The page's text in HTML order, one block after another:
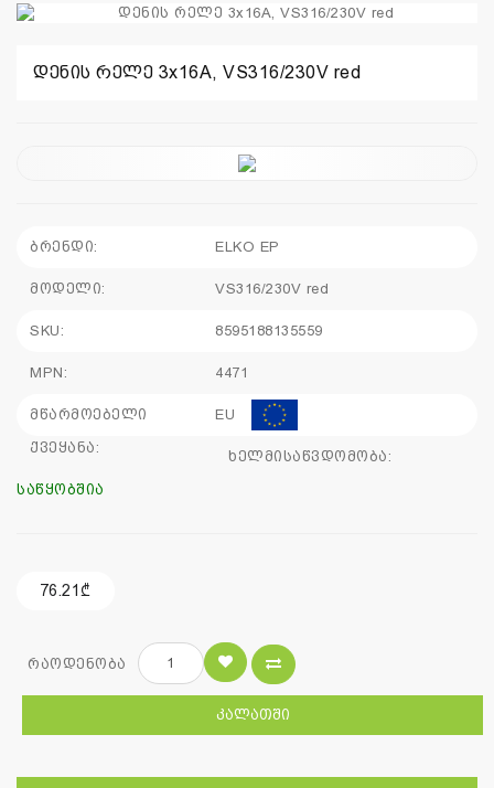
+995
110
დენის რელე 3x16A, VS316/230V red
ბრენდი: ELKO EP
მოდელი: VS316/230V red
SKU: 8595188135559
MPN: 4471
მწარმოებელი
ქვეყანა:
EU
ხელმისაწვდომობა:
საწყობშია
76.21₾
რაოდენობა
ᲙᲐᲚᲐᲗᲨᲘ